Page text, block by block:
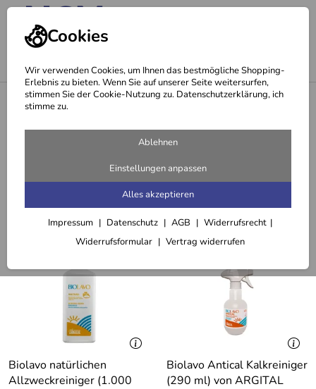
Cookies
Wir verwenden Cookies, um Ihnen das bestmögliche Shopping-
Erlebnis zu bieten. Wenn Sie auf unserer Seite weitersurfen,
stimmen Sie der Cookie-Nutzung zu. Datenschutzerklärung, ich
stimme zu.
Ablehnen
Einstellungen anpassen
Alles akzeptieren
Impressum Datenschutz AGB
Widerrufsrecht
Widerrufsformular
Vertrag widerrufen
Biolavo natürliches Vollwaschmittel (2.000 ml)
Empfehlungen für Sie zu Biolavo
natürliches Vollwaschmittel (2.000
ml)
Passend dazu
Biolavo natürlichen
Allzweckreiniger (1.000
Biolavo Antical Kalkreiniger
(290 ml) von ARGITAL